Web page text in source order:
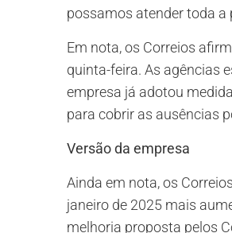
possamos atender toda a
Em nota, os Correios
quinta-feira. As agências
empresa já adotou
para cobrir as ausências
Versão da empresa
Ainda em nota, os
janeiro de 2025 mais
melhoria proposta pelos